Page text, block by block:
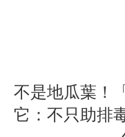
不是地瓜葉！
它：不只助排